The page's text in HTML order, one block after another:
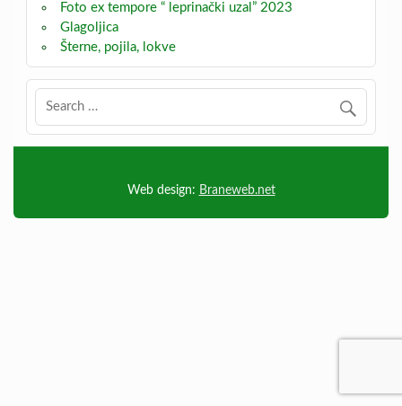
Foto ex tempore “ leprinački uzal” 2023
Glagoljica
Šterne, pojila, lokve
Web design: Braneweb.net